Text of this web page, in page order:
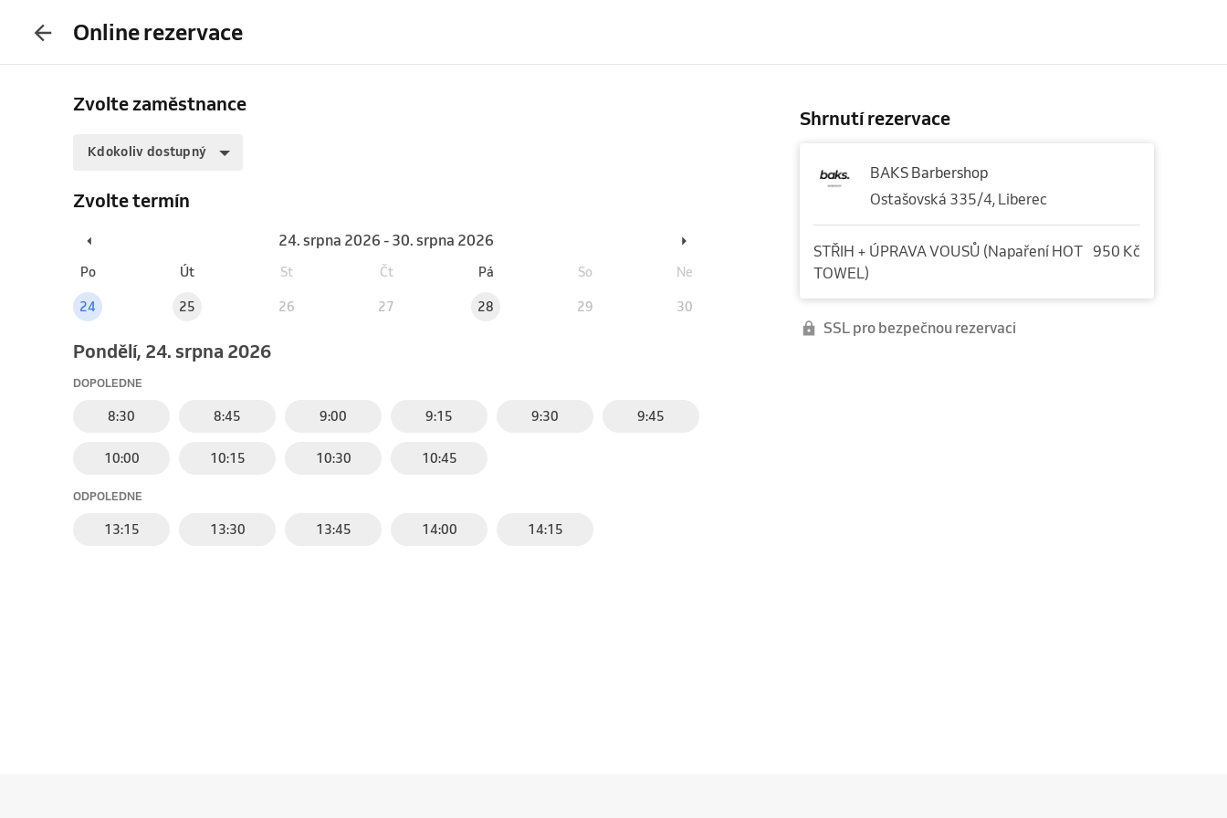
Online rezervace
Zvolte zaměstnance
Kdokoliv dostupný
Zvolte termín
24. srpna 2026 - 30. srpna 2026
Po Út St Čt Pá So Ne
24 25 26 27 28 29 30
pondělí, 24. srpna 2026
DOPOLEDNE
8:30 8:45 9:00 9:15 9:30 9:45
10:00 10:15 10:30 10:45
ODPOLEDNE
13:15 13:30 13:45 14:00 14:15
Shrnutí rezervace
BAKS Barbershop
Ostašovská 335/4, Liberec
STŘIH + ÚPRAVA VOUSŮ (Napaření HOT
TOWEL)
950 Kč
SSL pro bezpečnou rezervaci